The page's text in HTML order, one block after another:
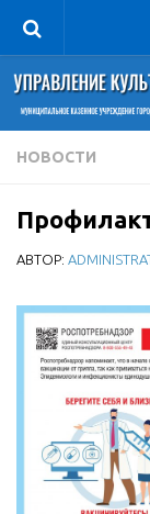
Управление
Сведения об
Книга
Фотогалерея
Правовая
Отчеты о
Учреждения
НОВОСТИ
АВТОР: